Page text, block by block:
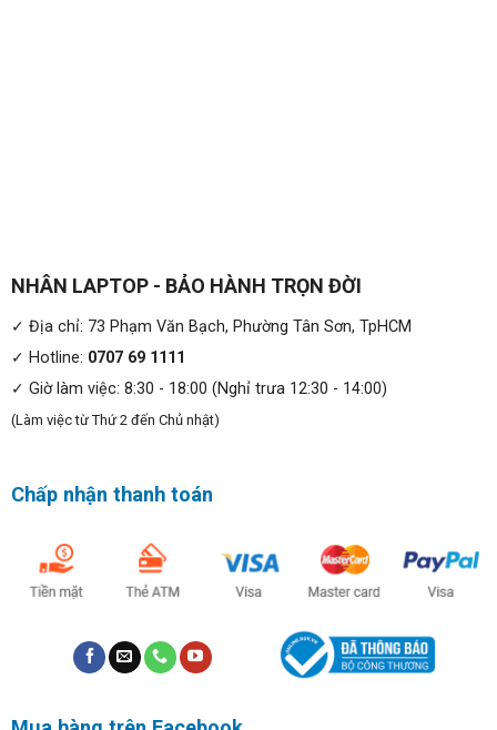
Được cài đặt sẵn với hệ điều hành Windows 10 Pro giúp
cho người dùng có trải nghiệm tuyệt vời và mượt mà.
Màn hình:
Laptop Dell Latitude 5401 với màn mình cảm ứng đa
NHÂN LAPTOP - BẢO HÀNH TRỌN ĐỜI
✓ Địa chỉ: 73 Phạm Văn Bạch, Phường Tân Sơn, TpHCM
✓ Hotline: 0707 69 1111
✓ Giờ làm việc: 8:30 - 18:00 (Nghỉ trưa 12:30 - 14:00)
(Làm việc từ Thứ 2 đến Chủ nhật)
Chấp nhận thanh toán